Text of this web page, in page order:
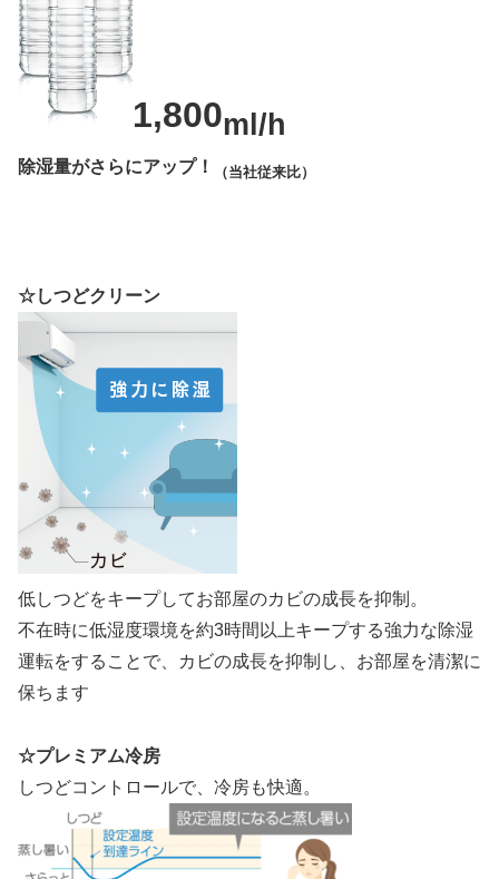
1,800ml/h
除湿量がさらにアップ！ （当社従来比）
☆しつどクリーン
低しつどをキープしてお部屋のカビの成長を抑制。
不在時に低湿度環境を約3時間以上キープする強力な除湿
運転をすることで、カビの成長を抑制し、お部屋を清潔に
保ちます
☆プレミアム冷房
しつどコントロールで、冷房も快適。